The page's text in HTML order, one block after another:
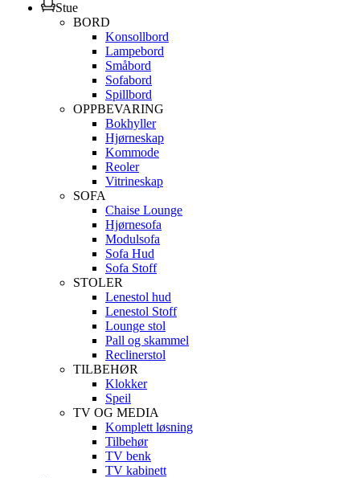
Stue
BORD
Konsollbord
Lampebord
Småbord
Sofabord
Spillbord
OPPBEVARING
Bokhyller
Hjørneskap
Kommode
Reoler
Vitrineskap
SOFA
Chaise Lounge
Hjørnesofa
Modulsofa
Sofa Hud
Sofa Stoff
STOLER
Lenestol hud
Lenestol Stoff
Lounge stol
Pall og skammel
Reclinerstol
TILBEHØR
Klokker
Speil
TV OG MEDIA
Komplett løsning
Tilbehør
TV benk
TV kabinett